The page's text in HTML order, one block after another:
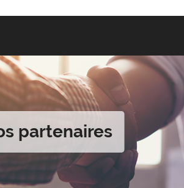
partenaires